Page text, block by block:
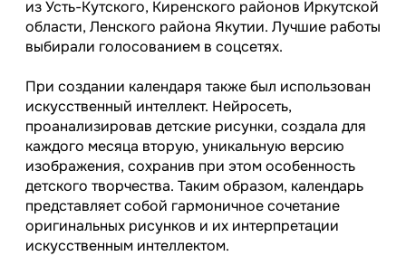
из Усть-Кутского, Киренского районов Иркутской
области, Ленского района Якутии. Лучшие работы
выбирали голосованием в соцсетях.
При создании календаря также был использован
искусственный интеллект. Нейросеть,
проанализировав детские рисунки, создала для
каждого месяца вторую, уникальную версию
изображения, сохранив при этом особенность
детского творчества. Таким образом, календарь
представляет собой гармоничное сочетание
оригинальных рисунков и их интерпретации
искусственным интеллектом.